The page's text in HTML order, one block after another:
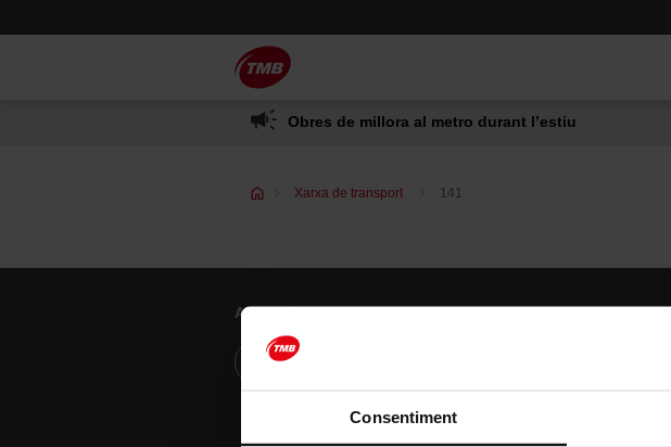
Consentiment
al
contingut
Obres de millora al metro durant l’estiu
Xarxa de transport 141
Atenció al client
Resol els teus dubtes
Segueix-nos